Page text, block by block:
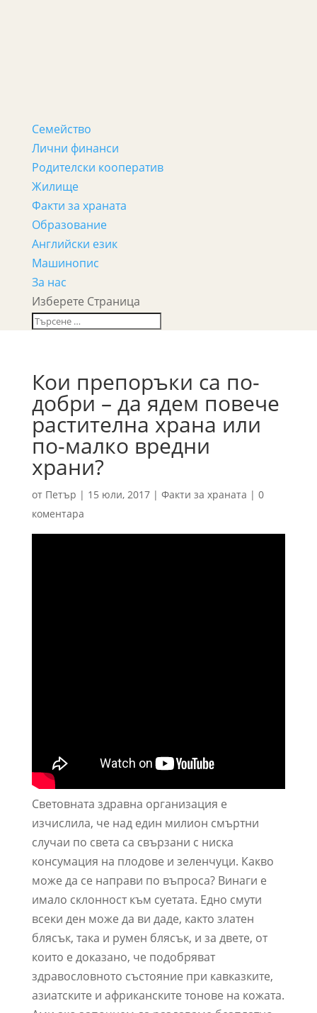
Семейство
Лични финанси
Родителски кооператив
Жилище
Факти за храната
Образование
Английски език
Машинопис
За нас
Изберете Страница
Кои препоръки са по-
добри – да ядем повече
растителна храна или
по-малко вредни
храни?
от Петър | 15 юли, 2017| Факти за храната | 0
коментара
Световната здравна организация е
изчислила, че над един милион смъртни
случаи по света са свързани с ниска
консумация на плодове и зеленчуци. Какво
може да се направи по въпроса? Винаги е
имало склонност към суетата. Едно смути
всеки ден може да ви даде, както златен
блясък, така и румен блясък, и за двете, от
които е доказано, че подобряват
здравословното състояние при кавказките,
азиатските и африканските тонове на кожата.